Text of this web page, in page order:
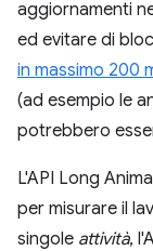
aggiornamenti
ed evitare di
in massimo 200
(ad esempio le
potrebbero
L'API Long
per misurare il
singole attività,